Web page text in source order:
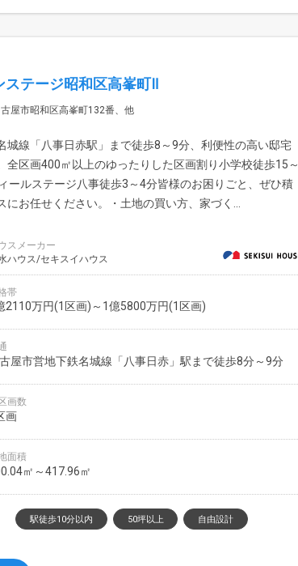
ステージ昭和区高峯町Ⅱ
屋市昭和区高峯町132番、他
城線「八事日赤駅」まで徒歩8～9分、利便性の高い邸宅
全区画400㎡以上のゆったりした区画割り小学校徒歩15～
ールステージ八事徒歩3～4分皆様のお困りごと、ぜひ積
にお任せください。・土地の買い方、家づく...
スメーカー
ハウス/セキスイハウス
帯
2110万円(1区画)～1億5800万円(1区画)
屋市営地下鉄名城線「八事日赤」駅まで徒歩8分～9分
画数
画
面積
㎡～417.96㎡
駅徒歩10分以内 50坪以上 自由設計